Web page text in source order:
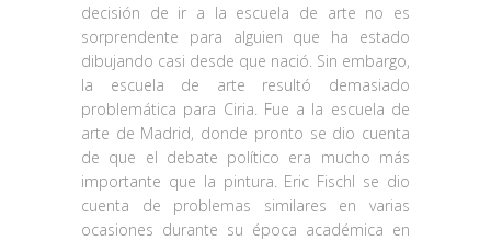
decisión de ir a la escuela de arte no es
sorprendente para alguien que ha estado
dibujando casi desde que nació. Sin embargo,
la escuela de arte resultó demasiado
problemática para Ciria. Fue a la escuela de
arte de Madrid, donde pronto se dio cuenta
de que el debate político era mucho más
importante que la pintura. Eric Fischl se dio
cuenta de problemas similares en varias
ocasiones durante su época académica en